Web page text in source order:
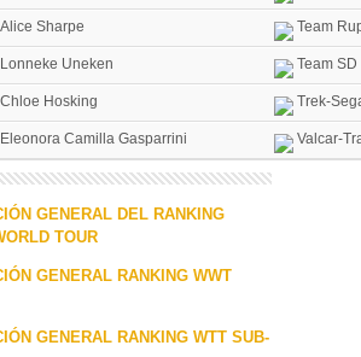
Alice Sharpe Team
Lonneke Uneken Team SD
Chloe Hosking Trek-
Eleonora Camilla Gasparrini Valcar-
GENERAL DEL RANKING
TOUR
GENERAL RANKING WWT
GENERAL RANKING WTT SUB-